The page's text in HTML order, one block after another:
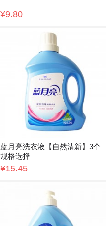
¥9.80
蓝月亮洗衣液【自然清新】3个
规格选择
¥15.45